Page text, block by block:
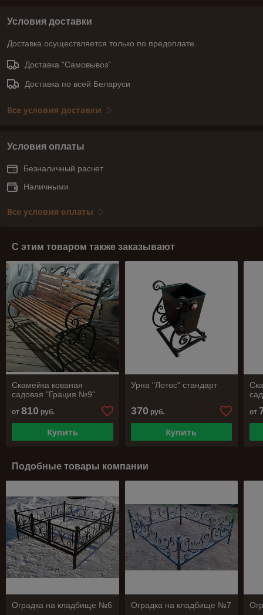
Условия доставки
Доставка осуществляется только по предоплате.
Доставка "Самовывоз"
Доставка по всей Беларуси
Все условия доставки
Условия оплаты
Безналичный расчет
Наличными
Все условия оплаты
С этим товаром также заказывают
Скамейка кованая
садовая "Грация №9"
от 810 руб.
Купить
Урна "Лотос" стандарт
370руб.
Купить
от
Подобные товары компании
Оградка на кладбище №6 Оградка на кладбище №7